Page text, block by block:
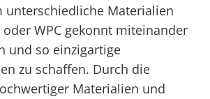
unterschiedliche Materialien
WPC gekonnt miteinander
und so einzigartige
zu schaffen. Durch die
Materialien und